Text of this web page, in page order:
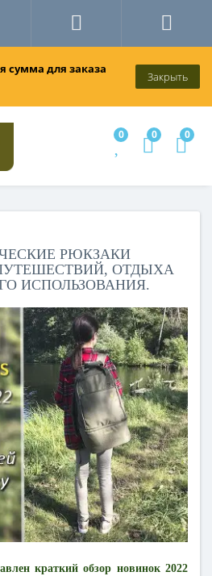
для заказа
Закрыть
0 0 0
РЮКЗАКИ
ПУТЕШЕСТВИЙ, ОТДЫХА
ИСПОЛЬЗОВАНИЯ.
краткий обзор новинок 2022